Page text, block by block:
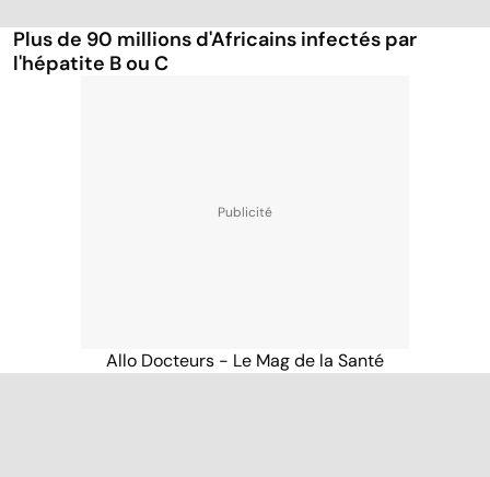
Plus de 90 millions d'Africains infectés par
l'hépatite B ou C
Allo Docteurs - Le Mag de la Santé